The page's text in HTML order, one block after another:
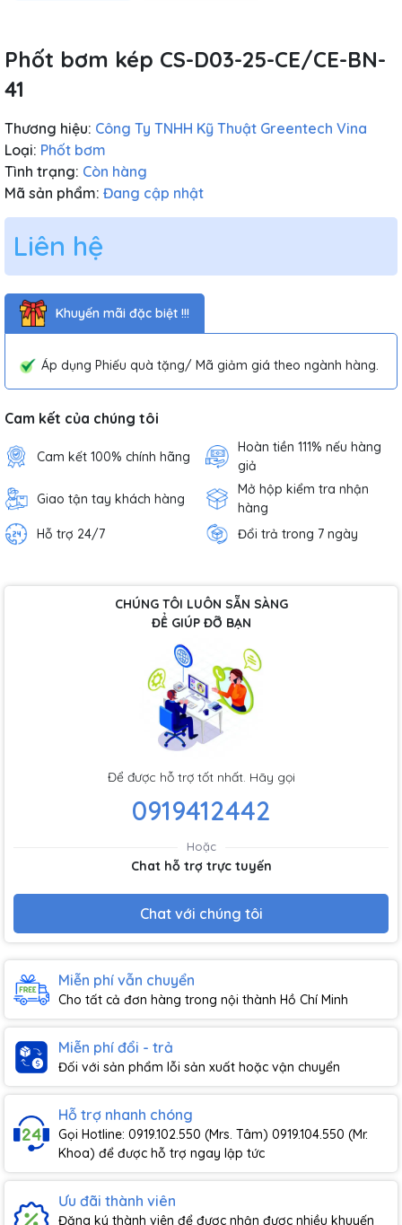
Phốt bơm kép CS-D03-25-CE/CE-BN-
41
Thương hiệu: Công Ty TNHH Kỹ Thuật Greentech Vina
Loại: Phốt bơm
Tình trạng: Còn hàng
Mã sản phẩm: Đang cập nhật
Liên hệ
Khuyến mãi đặc biệt !!!
Áp dụng Phiếu quà tặng/ Mã giảm giá theo ngành hàng.
Cam kết của chúng tôi
Cam kết 100% chính hãng
Hoàn tiền 111% nếu hàng
giả
Giao tận tay khách hàng
Mở hộp kiểm tra nhận
hàng
Hỗ trợ 24/7
Đổi trả trong 7 ngày
CHÚNG TÔI LUÔN SẴN SÀNG
ĐỂ GIÚP ĐỠ BẠN
Để được hỗ trợ tốt nhất. Hãy gọi
0919412442
Hoặc
Chat hỗ trợ trực tuyến
Chat với chúng tôi
Miễn phí vẫn chuyển
Cho tất cả đơn hàng trong nội thành Hồ Chí Minh
Miễn phí đổi - trả
Đối với sản phẩm lỗi sản xuất hoặc vận chuyển
Hỗ trợ nhanh chóng
Gọi Hotline: 0919.102.550 (Mrs. Tâm) 0919.104.550 (Mr.
Khoa) để được hỗ trợ ngay lập tức
Ưu đãi thành viên
Đăng ký thành viên để được nhận được nhiều khuyến